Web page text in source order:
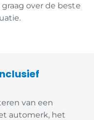
over de beste
van een
automerk, het